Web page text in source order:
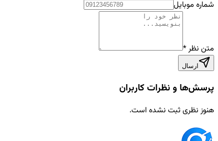
شماره موبایل
متن نظر*
ارسال
پرسش‌ها و نظرات کاربران
هنوز نظری ثبت نشده است.